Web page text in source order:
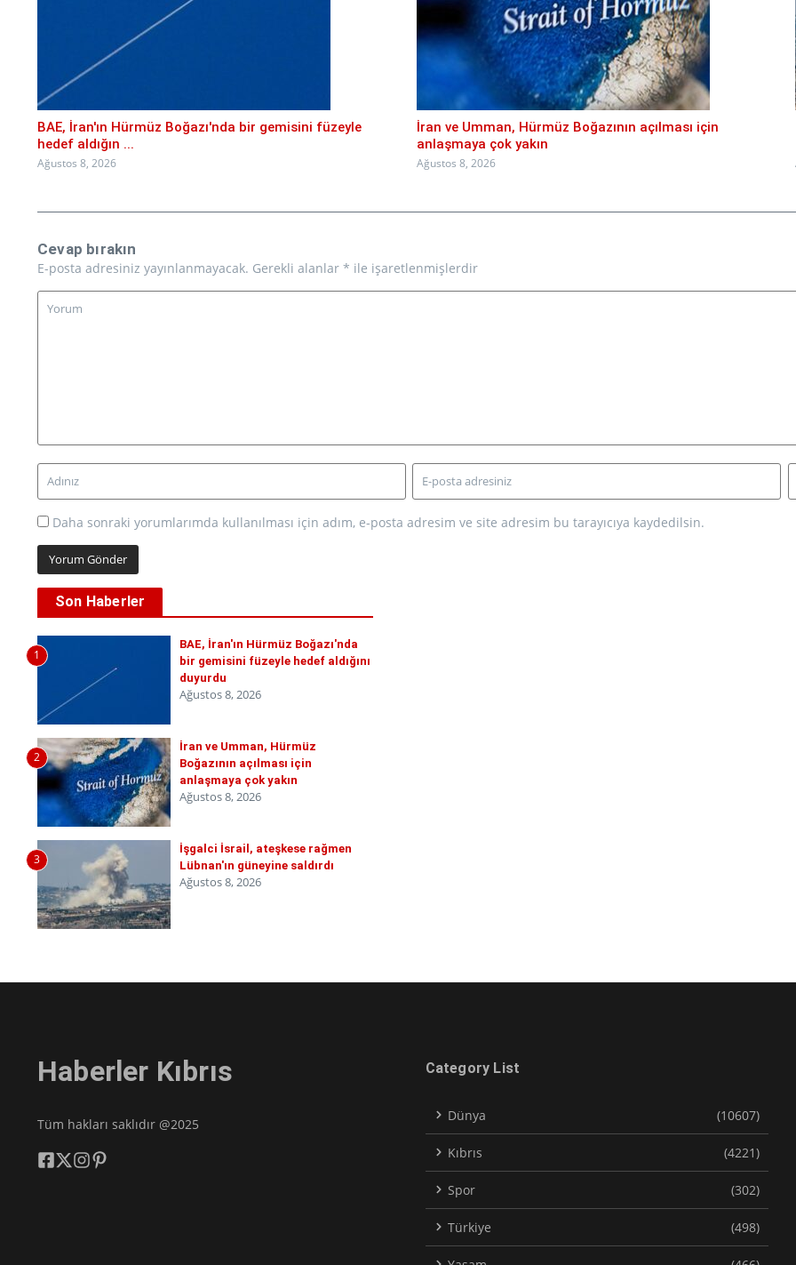
BAE, İran'ın Hürmüz Boğazı'nda bir gemisini füzeyle
hedef aldığın ...
Ağustos 8, 2026
İran ve Umman, Hürmüz Boğazının açılması için
anlaşmaya çok yakın
Ağustos 8, 2026
Cevap bırakın
E-posta adresiniz yayınlanmayacak. Gerekli alanlar * ile işaretlenmişlerdir
Daha sonraki yorumlarımda kullanılması için adım, e-posta adresim ve site adresim bu tarayıcıya kaydedilsin.
Son Haberler
1
BAE, İran'ın Hürmüz Boğazı'nda
bir gemisini füzeyle hedef aldığını
duyurdu
Ağustos 8, 2026
2
İran ve Umman, Hürmüz
Boğazının açılması için
anlaşmaya çok yakın
Ağustos 8, 2026
3
İşgalci İsrail, ateşkese rağmen
Lübnan'ın güneyine saldırdı
Ağustos 8, 2026
Haberler Kıbrıs
Tüm hakları saklıdır @2025
Category List
Dünya (10607)
Kıbrıs (4221)
Spor (302)
Türkiye (498)